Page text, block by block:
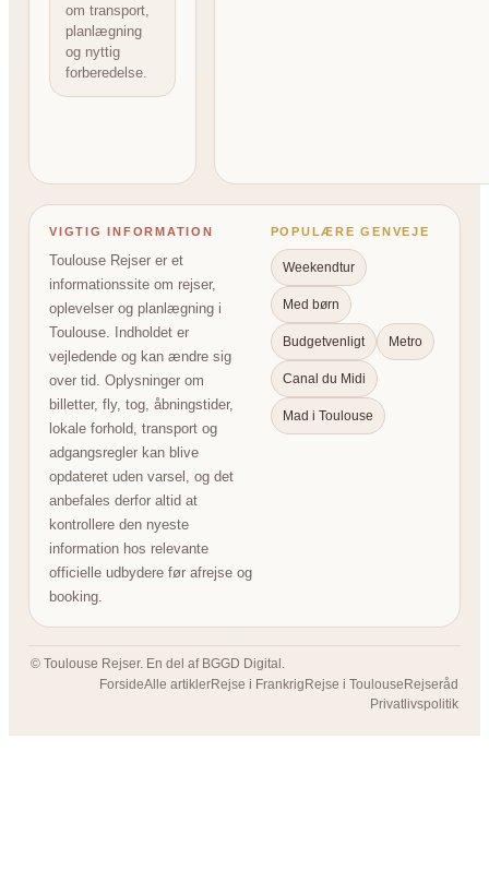
om transport,
planlægning
og nyttig
forberedelse.
VIGTIG INFORMATION
Toulouse Rejser er et
informationssite om rejser,
oplevelser og planlægning i
Toulouse. Indholdet er
vejledende og kan ændre sig
over tid. Oplysninger om
billetter, fly, tog, åbningstider,
lokale forhold, transport og
adgangsregler kan blive
opdateret uden varsel, og det
anbefales derfor altid at
kontrollere den nyeste
information hos relevante
officielle udbydere før afrejse og
booking.
POPULÆRE GENVEJE
Weekendtur
Med børn
Budgetvenligt Metro
Canal du Midi
Mad i Toulouse
© Toulouse Rejser. En del af BGGD Digital.
ForsideAlle artiklerRejse i FrankrigRejse i ToulouseRejseråd
Privatlivspolitik